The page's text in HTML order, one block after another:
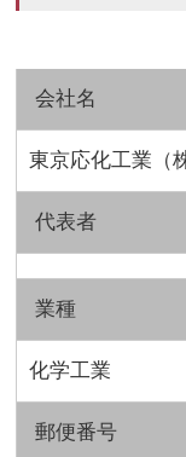
会社名
東京応化工業（
代表者
業種
化学工業
郵便番号